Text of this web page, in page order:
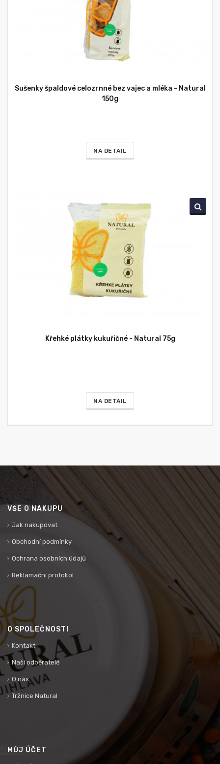
Sušenky špaldové celozrnné bez vajec a mléka - Natural
150g
NA DETAIL
Křehké plátky kukuřičné - Natural 75g
NA DETAIL
VŠE O NÁKUPU
Jak nakupovat
Obchodní podmínky
Ochrana osobních údajů
Reklamační protokol
O SPOLEČNOSTI
Kontakt
Naši odběratelé
O nás
Tržnice Natural
MŮJ ÚČET